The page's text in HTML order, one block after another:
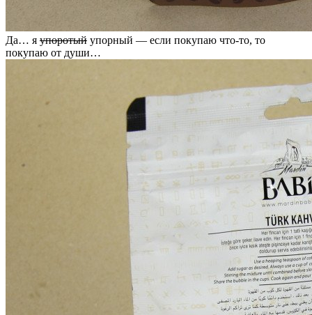
Да… я упоротый упорный — если покупаю что-то, то
покупаю от души…